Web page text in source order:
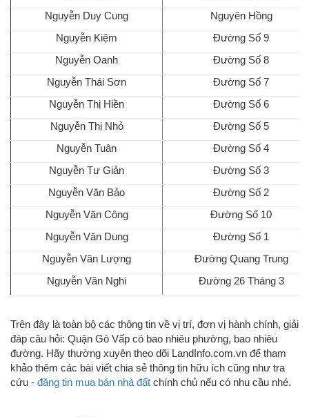
Nguyễn Duy Cung
Nguyên Hồng
Nguyễn Kiệm
Đường Số 9
Nguyễn Oanh
Đường Số 8
Nguyễn Thái Sơn
Đường Số 7
Nguyễn Thị Hiền
Đường Số 6
Nguyễn Thị Nhỏ
Đường Số 5
Nguyễn Tuân
Đường Số 4
Nguyễn Tư Giản
Đường Số 3
Nguyễn Văn Bảo
Đường Số 2
Nguyễn Văn Công
Đường Số 10
Nguyễn Văn Dung
Đường Số 1
Nguyễn Văn Lượng
Đường Quang Trung
Nguyễn Văn Nghi
Đường 26 Tháng 3
Trên đây là toàn bộ các thông tin về vị trí, đơn vị hành chính, giải
đáp câu hỏi: Quận Gò Vấp có bao nhiêu phường, bao nhiêu
đường. Hãy thường xuyên theo dõi LandInfo.com.vn để tham
khảo thêm các bài viết chia sẻ thông tin hữu ích cũng như tra
cứu - đăng tin mua bán nhà đất chính chủ nếu có nhu cầu nhé.